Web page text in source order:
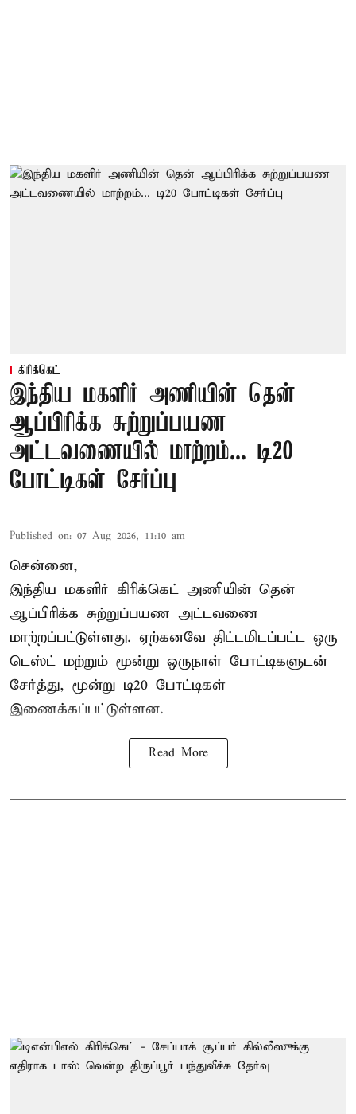
கிரிக்கெட்
இந்திய மகளிர் அணியின் தென்
ஆப்பிரிக்க சுற்றுப்பயண
அட்டவணையில் மாற்றம்... டி20
போட்டிகள் சேர்ப்பு
Published on: 07 Aug 2026, 11:10 am
சென்னை,
இந்திய மகளிர் கிரிக்கெட் அணியின் தென்
ஆப்பிரிக்க சுற்றுப்பயண அட்டவணை
மாற்றப்பட்டுள்ளது. ஏற்கனவே திட்டமிடப்பட்ட ஒரு
டெஸ்ட் மற்றும் மூன்று ஒருநாள் போட்டிகளுடன்
சேர்த்து, மூன்று டி20 போட்டிகள்
இணைக்கப்பட்டுள்ளன.
Read More